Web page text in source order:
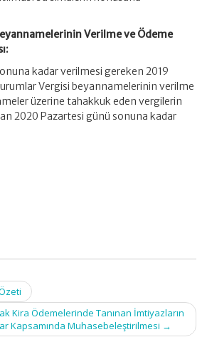
Verilme ve Ödeme
kadar verilmesi gereken 2019
Vergisi beyannamelerinin verilme
üzerine tahakkuk eden vergilerin
2020 Pazartesi günü sonuna kadar
Kira Ödemelerinde Tanınan İmtiyazların
Kapsamında Muhasebeleştirilmesi →